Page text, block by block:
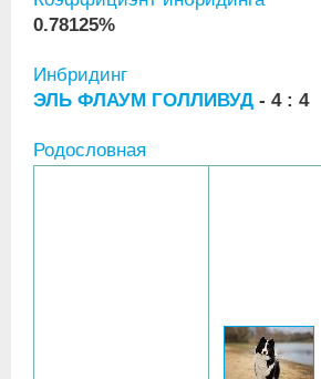
0.78125%
Инбридинг
ЭЛЬ ФЛАУМ ГОЛЛИВУД - 4 : 4
Родословная